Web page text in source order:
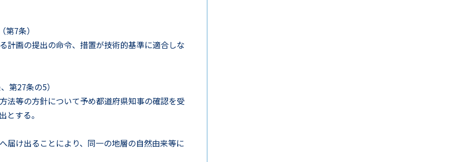
7条）
画の提出の命令、措置が技術的基準に適合しな
第27条の5）
等の方針について予め都道府県知事の確認を受
とする。
け出ることにより、同一の地層の自然由来等に